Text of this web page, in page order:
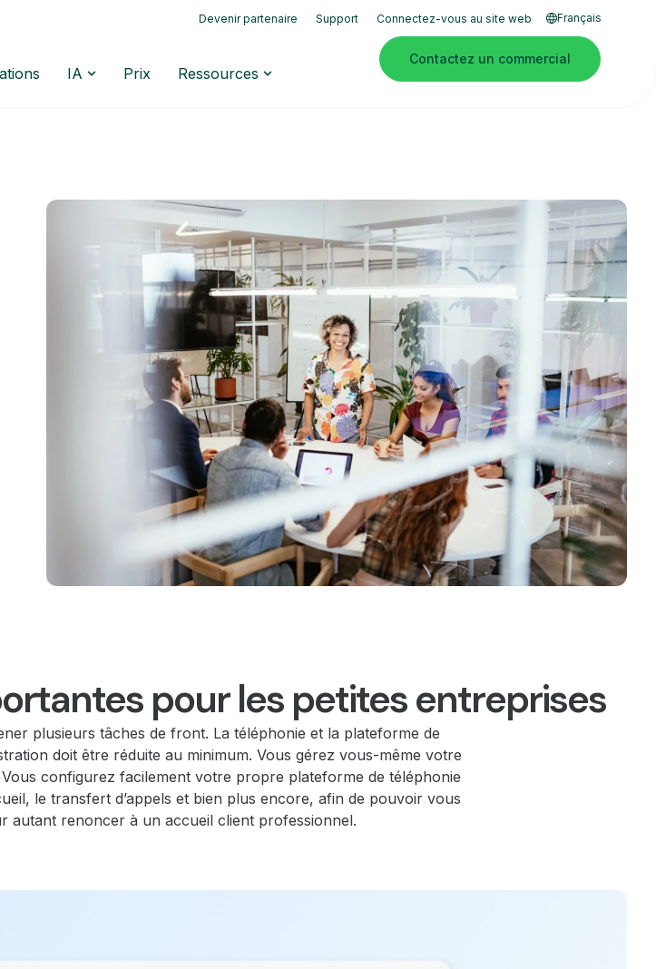
Devenir partenaire Support Connectez-vous au site web Français
IA Prix Ressources
Contactez un commercial
pour les petites entreprises
plusieurs tâches de front. La téléphonie et la plateforme de
doit être réduite au minimum. Vous gérez vous-même votre
configurez facilement votre propre plateforme de téléphonie
le transfert d’appels et bien plus encore, afin de pouvoir vous
autant renoncer à un accueil client professionnel.